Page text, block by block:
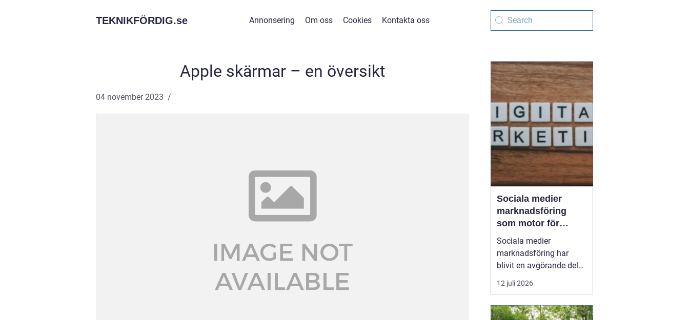
TEKNIKFÖRDIG.se Annonsering Om oss Cookies Kontakta oss
Apple skärmar – en översikt
04 november 2023
Sociala medier
marknadsföring
som motor för
företagstillväxt
Sociala medier
marknadsföring har
blivit en avgörande del
av hur företag växer,
bygger förtroende och
att arbeta strukturerat
12 juli 2026